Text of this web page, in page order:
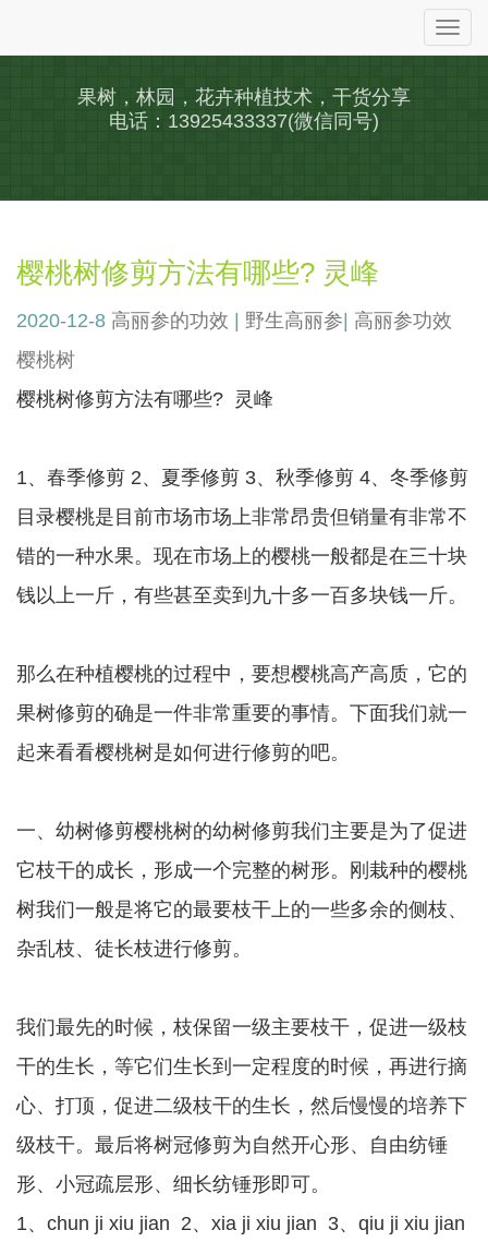
果树，林园，花卉种植技术，干货分享
电话：13925433337(微信同号)
樱桃树修剪方法有哪些? 灵峰
2020-12-8 高丽参的功效 野生高丽参 高丽参功效
樱桃树
樱桃树修剪方法有哪些? 灵峰
1、春季修剪 2、夏季修剪 3、秋季修剪 4、冬季修剪
目录樱桃是目前市场市场上非常昂贵但销量有非常不
错的一种水果。现在市场上的樱桃一般都是在三十块
钱以上一斤，有些甚至卖到九十多一百多块钱一斤。
那么在种植樱桃的过程中，要想樱桃高产高质，它的
果树修剪的确是一件非常重要的事情。下面我们就一
起来看看樱桃树是如何进行修剪的吧。
一、幼树修剪樱桃树的幼树修剪我们主要是为了促进
它枝干的成长，形成一个完整的树形。刚栽种的樱桃
树我们一般是将它的最要枝干上的一些多余的侧枝、
杂乱枝、徒长枝进行修剪。
我们最先的时候，枝保留一级主要枝干，促进一级枝
干的生长，等它们生长到一定程度的时候，再进行摘
心、打顶，促进二级枝干的生长，然后慢慢的培养下
级枝干。最后将树冠修剪为自然开心形、自由纺锤
形、小冠疏层形、细长纺锤形即可。
1、chun ji xiu jian 2、xia ji xiu jian 3、qiu ji xiu jian